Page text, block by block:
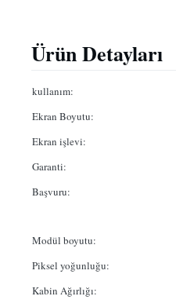
Ürün Detayları
kullanım:
Ekran Boyutu:
Ekran işlevi:
Garanti:
Başvuru:
Modül boyutu:
Piksel yoğunluğu:
Kabin Ağırlığı: